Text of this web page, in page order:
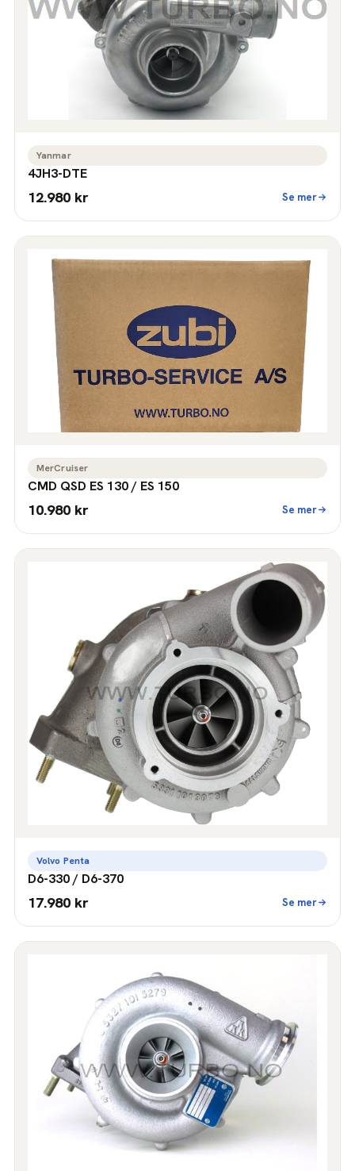
Yanmar
4JH3-DTE
12.980 kr Se mer
MerCruiser
CMD QSD ES 130 / ES 150
10.980 kr Se mer
Volvo Penta
D6-330 / D6-370
17.980 kr Se mer